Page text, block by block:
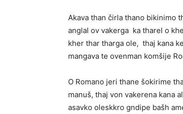
Akava than čirla thano bikinimo
anglal ov vakerga ka tharel o
kher thar tharga ole, thaj kana
mangava te ovenman komšije
O Romano jeri thane šokirime
manuš, thaj von vakerena kana
asavko oleskkro gndipe bašh